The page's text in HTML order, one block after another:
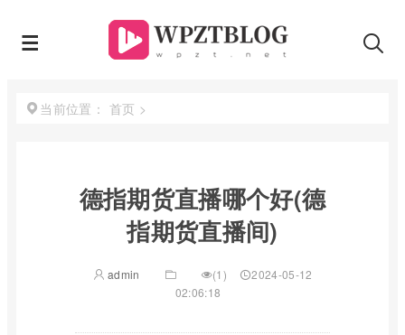
当前位置： 首页 >
德指期货直播哪个好(德
指期货直播间)
admin (1)
2024-05-12
02:06:18